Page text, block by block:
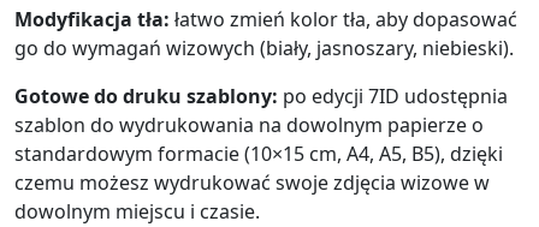
Modyfikacja tła: łatwo zmień kolor tła, aby dopasować
go do wymagań wizowych (biały, jasnoszary, niebieski).
Gotowe do druku szablony: po edycji 7ID udostępnia
szablon do wydrukowania na dowolnym papierze o
standardowym formacie (10×15 cm, A4, A5, B5), dzięki
czemu możesz wydrukować swoje zdjęcia wizowe w
dowolnym miejscu i czasie.